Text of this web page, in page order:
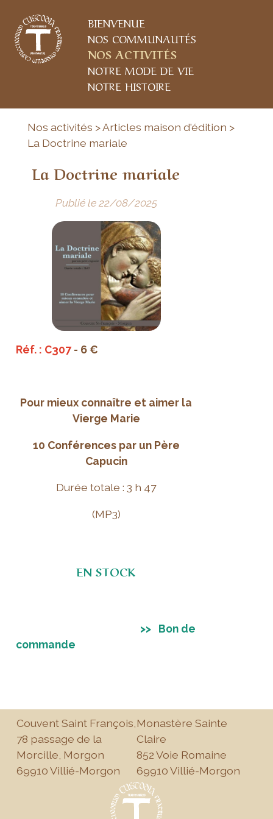
BIENVENUE
NOS COMMUNAUTÉS
NOS ACTIVITÉS
NOTRE MODE DE VIE
NOTRE HISTOIRE
Nos activités > Articles maison d'édition >
La Doctrine mariale
La Doctrine mariale
Publié le 22/08/2025
Réf. : C307- 6 €
Pour mieux connaître et aimer la
Vierge Marie
10 Conférences par un Père
Capucin
Durée totale : 3 h 47
(MP3)
EN STOCK
>> Bon de
commande
Couvent Saint François,
78 passage de la
Morcille, Morgon
69910 Villié-Morgon
Monastère Sainte
Claire
852 Voie Romaine
69910 Villié-Morgon